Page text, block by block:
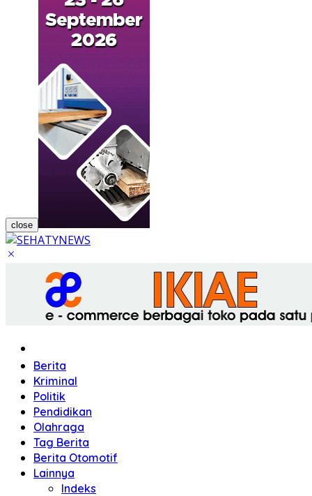
close
Berita
Kriminal
Politik
Pendidikan
Olahraga
Tag Berita
Berita Otomotif
Lainnya
Indeks